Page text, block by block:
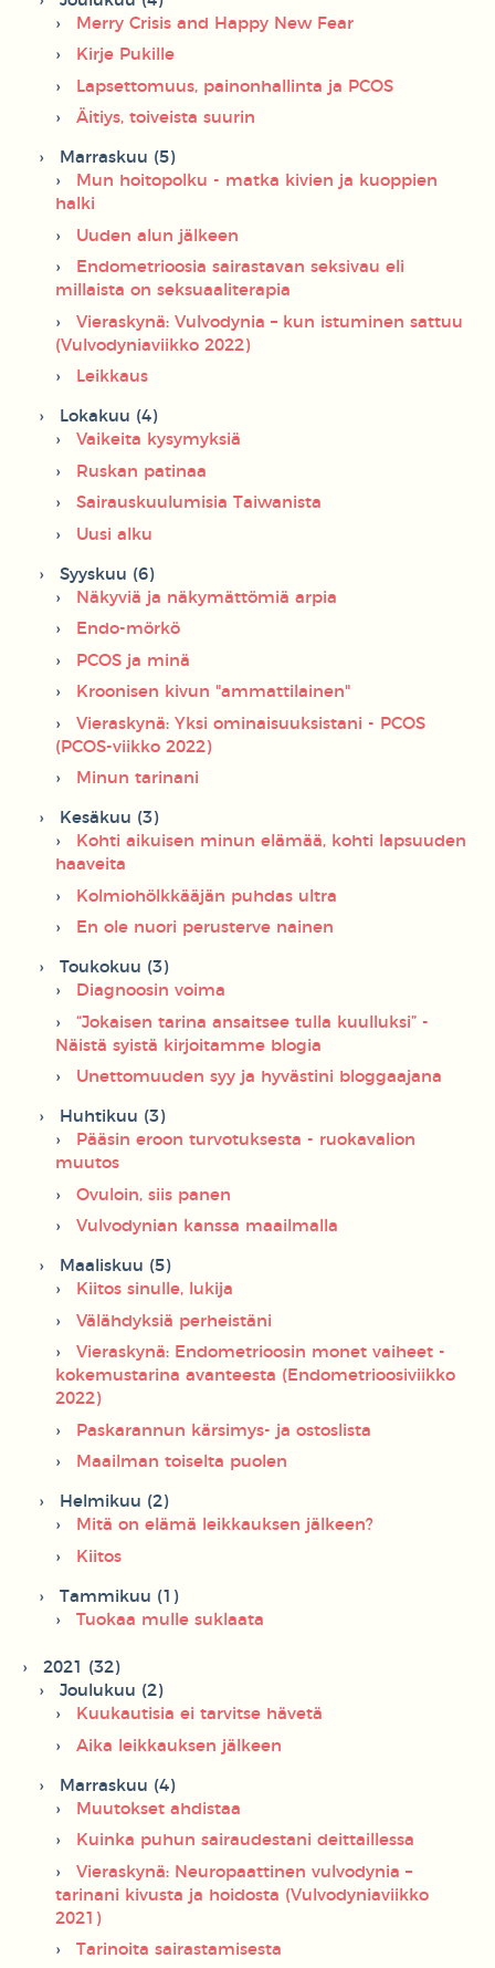
Merry Crisis and Happy New Fear
Kirje Pukille
Lapsettomuus, painonhallinta ja PCOS
Äitiys, toiveista suurin
Marraskuu (5)
Mun hoitopolku - matka kivien ja kuoppien
halki
Uuden alun jälkeen
Endometrioosia sairastavan seksivau eli
millaista on seksuaaliterapia
Vieraskynä: Vulvodynia – kun istuminen sattuu
(Vulvodyniaviikko 2022)
Leikkaus
Lokakuu (4)
Vaikeita kysymyksiä
Ruskan patinaa
Sairauskuulumisia Taiwanista
Uusi alku
Syyskuu (6)
Näkyviä ja näkymättömiä arpia
Endo-mörkö
PCOS ja minä
Kroonisen kivun "ammattilainen"
Vieraskynä: Yksi ominaisuuksistani - PCOS
(PCOS-viikko 2022)
Minun tarinani
Kesäkuu (3)
Kohti aikuisen minun elämää, kohti lapsuuden
haaveita
Kolmiohölkkääjän puhdas ultra
En ole nuori perusterve nainen
Toukokuu (3)
Diagnoosin voima
“Jokaisen tarina ansaitsee tulla kuulluksi” -
Näistä syistä kirjoitamme blogia
Unettomuuden syy ja hyvästini bloggaajana
Huhtikuu (3)
Pääsin eroon turvotuksesta - ruokavalion
muutos
Ovuloin, siis panen
Vulvodynian kanssa maailmalla
Maaliskuu (5)
Kiitos sinulle, lukija
Välähdyksiä perheistäni
Vieraskynä: Endometrioosin monet vaiheet -
kokemustarina avanteesta (Endometrioosiviikko
2022)
Paskarannun kärsimys- ja ostoslista
Maailman toiselta puolen
Helmikuu (2)
Mitä on elämä leikkauksen jälkeen?
Kiitos
Tammikuu (1)
Tuokaa mulle suklaata
2021 (32)
Joulukuu (2)
Kuukautisia ei tarvitse hävetä
Aika leikkauksen jälkeen
Marraskuu (4)
Muutokset ahdistaa
Kuinka puhun sairaudestani deittaillessa
Vieraskynä: Neuropaattinen vulvodynia –
tarinani kivusta ja hoidosta (Vulvodyniaviikko
2021)
Tarinoita sairastamisesta